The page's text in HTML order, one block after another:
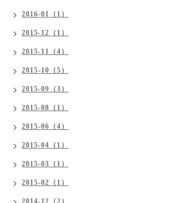
2016-01（1）
2015-12（1）
2015-11（4）
2015-10（5）
2015-09（3）
2015-08（1）
2015-06（4）
2015-04（1）
2015-03（1）
2015-02（1）
2014-12（2）